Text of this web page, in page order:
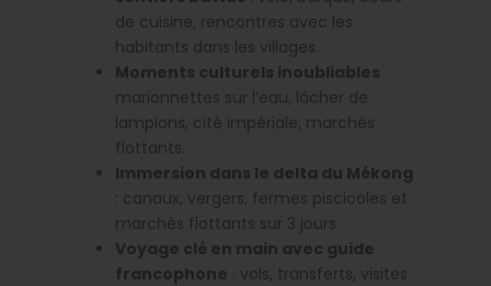
de cuisine, rencontres avec les
habitants dans les villages.
Moments culturels inoubliables
marionnettes sur l’eau, lâcher de
lampions, cité impériale, marchés
flottants.
Immersion dans le delta du Mékong
: canaux, vergers, fermes piscicoles et
marchés flottants sur 3 jours.
Voyage clé en main avec guide
francophone : vols, transferts, visites